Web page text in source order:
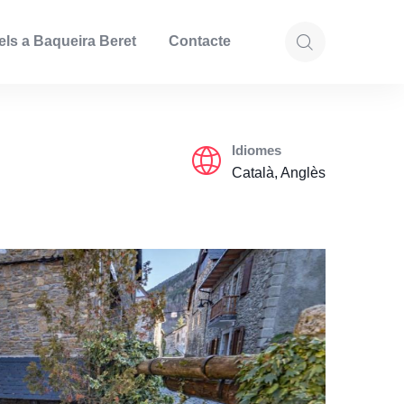
a Baqueira Beret Contacte
Idiomes
Català, Anglès